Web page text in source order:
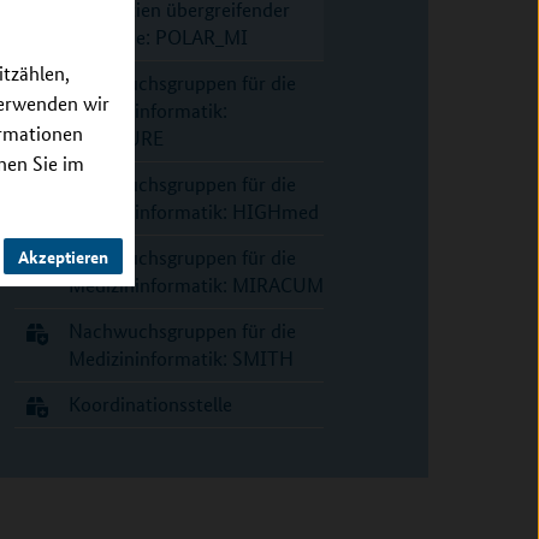
wir
Sie im
Akzeptieren
Konsortien übergreifender
Use Case: POLAR_MI
Nachwuchsgruppen für die
Medizininformatik:
DIFUTURE
Nachwuchsgruppen für die
Medizininformatik: HIGHmed
Nachwuchsgruppen für die
Medizininformatik: MIRACUM
Nachwuchsgruppen für die
Medizininformatik: SMITH
Koordinationsstelle